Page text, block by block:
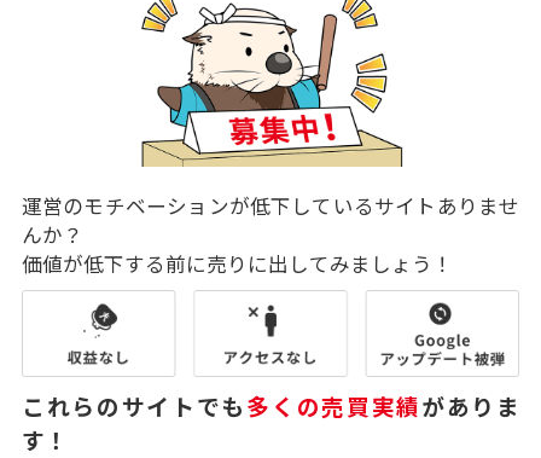
運営のモチベーションが低下しているサイトありませ
んか？
価値が低下する前に売りに出してみましょう！
これらのサイトでも多くの売買実績がありま
す！